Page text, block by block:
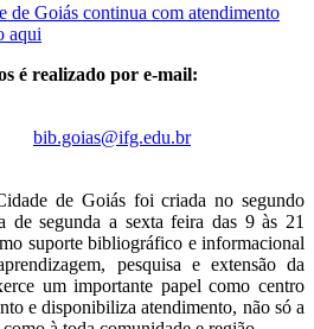
de Goiás continua com atendimento
aqui
é realizado por e-mail:
bib.goias@ifg.edu.br
de Goiás foi criada no segundo
de segunda a sexta feira das 9 às 21
suporte bibliográfico e informacional
pesquisa e extensão da
um importante papel como centro
e disponibiliza atendimento, não só a